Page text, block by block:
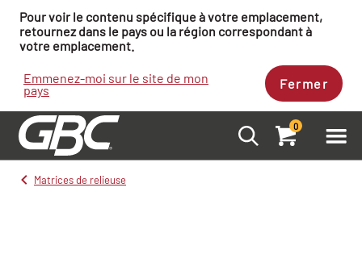
Pour voir le contenu spécifique à votre emplacement,
retournez dans le pays ou la région correspondant à
votre emplacement.
Emmenez-moi sur le site de mon
pays Fermer
0
Matrices de relieuse